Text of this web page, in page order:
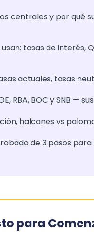
centrales y por qué
tasas de interés,
actuales, tasas
RBA, BOC y SNB —
halcones vs
de 3 pasos
para